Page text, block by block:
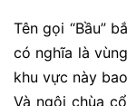
Tên gọi “Bầu”
có nghĩa là
khu vực này
Và ngôi chùa